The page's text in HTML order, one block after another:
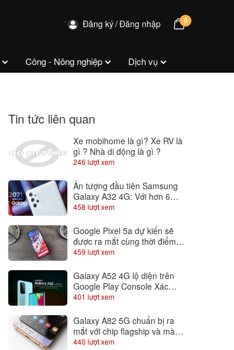
Đăng ký Đăng nhập 0
Công - Nông nghiệp Dịch vụ
Tin tức liên quan
Xe mobihome là gì? Xe RV là
gì ? Nhà di động là gì ?
246 lượt xem
Ấn tượng đầu tiên Samsung
Galaxy A32 4G: Với hơn 6
triệu đã có màn hình Super
458 lượt xem
Google Pixel 5a dự kiến sẽ
được ra mắt cùng thời điểm
với Android 12
459 lượt xem
Galaxy A52 4G lộ diện trên
Google Play Console Xác
nhận dùng chip Snapdragon
401 lượt xem
Galaxy A82 5G chuẩn bị ra
mắt với chip flagship và màn
hình trượt độc đáo, Samfans
440 lượt xem